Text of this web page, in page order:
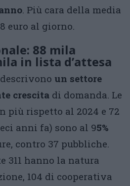
. Più cara della media
euro al giorno.
88 mila
in lista d’attesa
un settore
crescita di domanda. Le
più rispetto al 2024 e 72
anni fa) sono al 95%
contro 37 pubbliche.
311 hanno la natura
104 di cooperativa